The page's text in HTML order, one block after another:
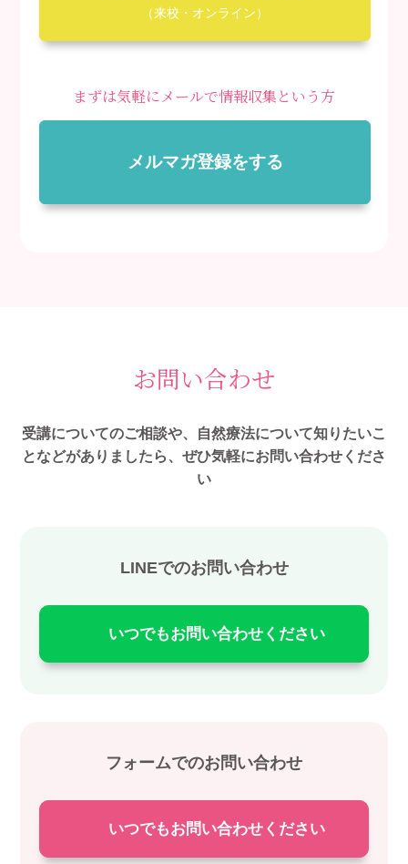
（来校・オンライン）
まずは気軽にメールで情報収集という方
メルマガ登録をする
お問い合わせ
受講についてのご相談や、自然療法について知りたいこ
となどがありましたら、ぜひ気軽にお問い合わせくださ
い
LINEでのお問い合わせ
いつでもお問い合わせください
フォームでのお問い合わせ
いつでもお問い合わせください